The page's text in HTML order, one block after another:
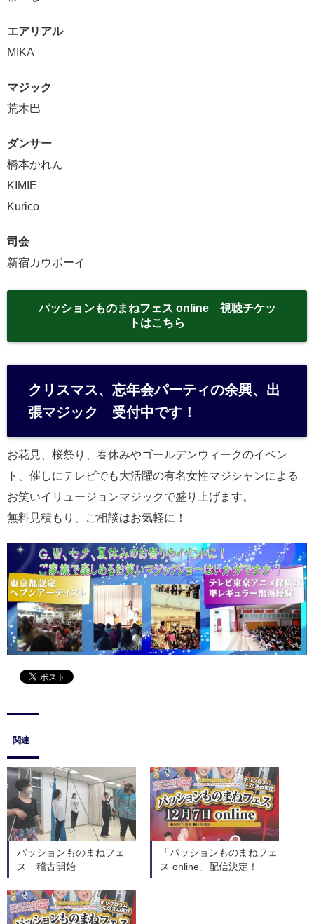
エアリアル
MIKA
マジック
荒木巴
ダンサー
橋本かれん
KIMIE
Kurico
司会
新宿カウボーイ
パッションものまねフェス online 視聴チケッ
トはこちら
クリスマス、忘年会パーティの余興、出
張マジック 受付中です！
お花見、桜祭り、春休みやゴールデンウィークのイベン
ト、催しにテレビでも大活躍の有名女性マジシャンによる
お笑いイリュージョンマジックで盛り上げます。
無料見積もり、ご相談はお気軽に！
関連
パッションものまねフェ
ス 稽古開始
「パッションものまねフェ
ス online」配信決定！